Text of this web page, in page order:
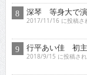
深琴 等身大で演
2017/11/16 に投稿さ
行平あい佳 初
2018/9/15 に投稿さ